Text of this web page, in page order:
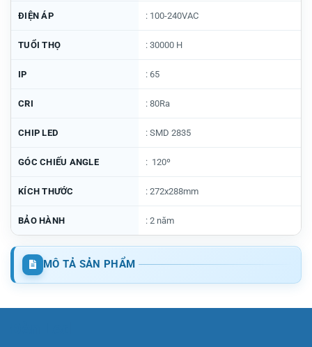
ĐIỆN ÁP : 100-240VAC
TUỔI THỌ : 30000 H
IP : 65
CRI : 80Ra
CHIP LED : SMD 2835
GÓC CHIẾU ANGLE : 120º
KÍCH THƯỚC : 272x288mm
BẢO HÀNH : 2 năm
MÔ TẢ SẢN PHẨM